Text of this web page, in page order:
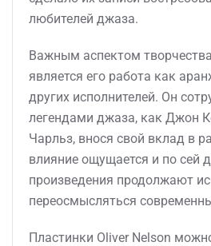
любителей джаза.
Важным аспектом
является его работа как
других исполнителей. Он
легендами джаза, как Джон
Чарльз, внося свой вклад в
влияние ощущается и по сей
произведения продолжают
переосмысляться
Пластинки Oliver Nelson